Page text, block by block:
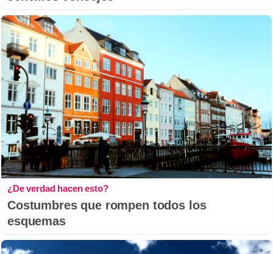
¿De verdad hacen esto?
Costumbres que rompen todos los
esquemas